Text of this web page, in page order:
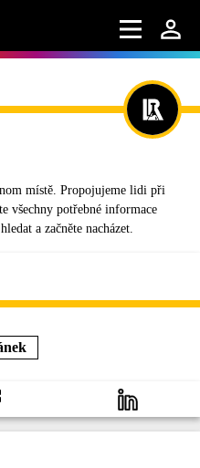
místě. Propojujeme lidi při
všechny potřebné informace
a začněte nacházet.